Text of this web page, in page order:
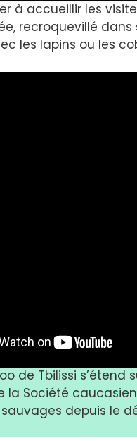
à accueillir les
recroquevillé dans
les lapins ou les
de Tbilissi s’étend
la Société
depuis le